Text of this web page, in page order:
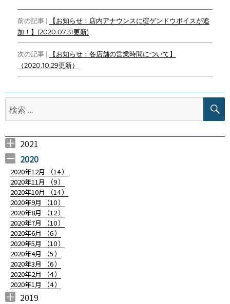
b
o
o
k
t
e
r
e
t
a
t
e
L
i
k
投
稿
ナ
ビ
ー
シ
ョ
ン
前の記事 |
【お知らせ：店内アナウンスに碇ゲンドウボイスが追
加！】(2020.07.31更新)
次の記事 |
【お知らせ：各店舗の営業時間について】
（2020.10.29更新）
索:
2021
2021年4月 （
2021年3月 （
2021年2月 （
2021年1月 （
2020
2020年12月 （14）
2020年11月 （9）
2020年10月 （14）
2020年9月 （10）
2020年8月 （12）
2020年7月 （10）
2020年6月 （6）
2020年5月 （10）
2020年4月 （5）
2020年3月 （6）
2020年2月 （4）
2020年1月 （4）
2019